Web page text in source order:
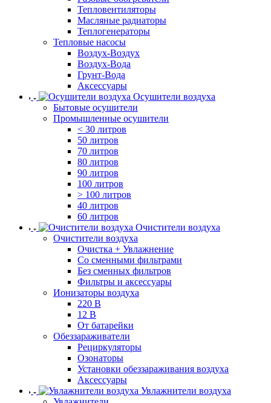
Тепловентиляторы
Масляные радиаторы
Теплогенераторы
Тепловые насосы
Воздух-Воздух
Воздух-Вода
Грунт-Вода
Аксессуары
Осушители воздуха
Бытовые осушители
Промышленные осушители
< 30 литров
50 литров
70 литров
80 литров
90 литров
100 литров
> 100 литров
40 литров
60 литров
Очистители воздуха
Очистители воздуха
Очистка + Увлажнение
Cо сменными фильтрами
Без сменных фильтров
Фильтры и аксессуары
Ионизаторы воздуха
220 В
12 В
От батарейки
Обеззараживатели
Рециркуляторы
Озонаторы
Установки обеззараживания воздуха
Аксессуары
Увлажнители воздуха